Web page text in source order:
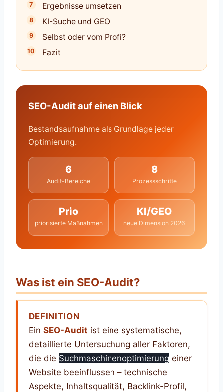
Ergebnisse umsetzen
KI-Suche und GEO
Selbst oder vom Profi?
Fazit
SEO-Audit auf einen Blick
Bestandsaufnahme als Grundlage jeder
Optimierung.
6
Audit-Bereiche
8
Prozessschritte
Prio
priorisierte Maßnahmen
KI/GEO
neue Dimension 2026
Was ist ein SEO-Audit?
DEFINITION
Ein SEO-Audit ist eine systematische,
detaillierte Untersuchung aller Faktoren,
die die Suchmaschinenoptimierung einer
Website beeinflussen – technische
Aspekte, Inhaltsqualität, Backlink-Profil,